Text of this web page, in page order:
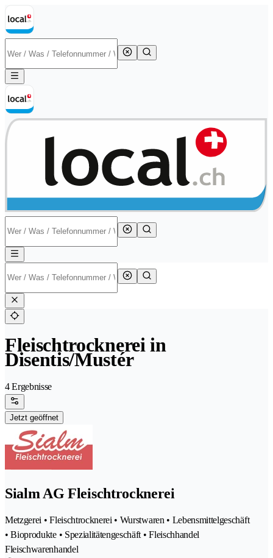
Fleischtrocknerei in
Disentis/Mustér
4 Ergebnisse
Jetzt geöffnet
Sialm AG Fleischtrocknerei
Metzgerei • Fleischtrocknerei • Wurstwaren • Lebensmittelgeschäft
• Bioprodukte • Spezialitätengeschäft • Fleischhandel
Fleischwarenhandel